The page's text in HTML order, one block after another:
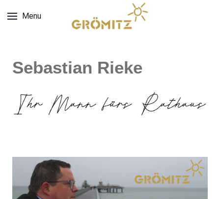
Menu
Sebastian Rieke